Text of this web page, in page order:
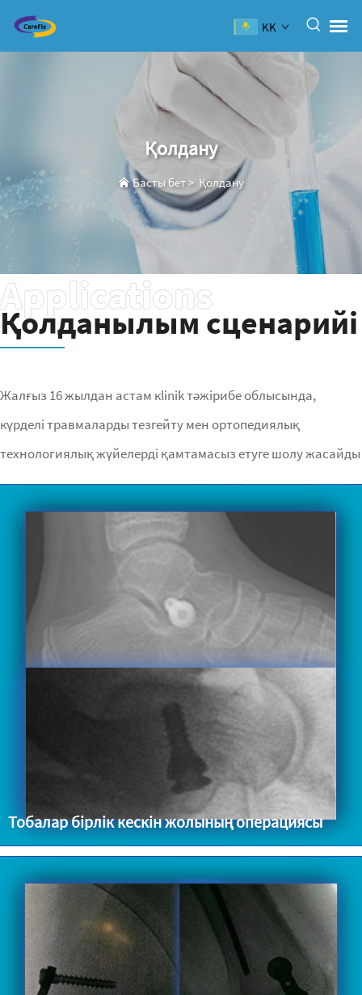
KK
Қолдану
Басты бет> Қолдану
Қолданылым сценарийі
Жалғыз 16 жылдан астам кlinik тәжірибе облысында,
күрделі травмаларды тезгейту мен ортопедиялық
технологиялық жүйелерді қамтамасыз етуге шолу жасайды
Тобалар бірлік кескін жолының операциясы
Икемді жазақ табан (балалар, жасөспірімдер, ересектер)
Навикулярлы сүйек ауруымен бірге келетін жазақ табан
Спастикалық параличті жазақ табан (артқы бұлшықет
байламының дисфункциясы) Пяточный бөлімнің вальгус